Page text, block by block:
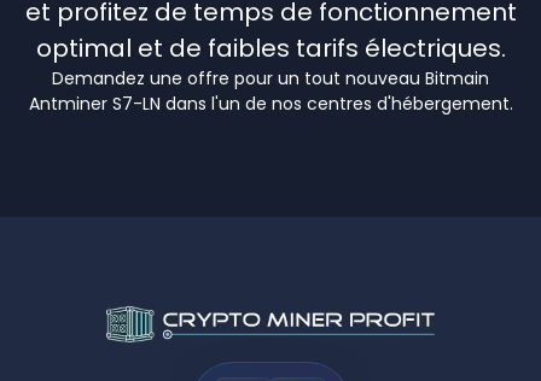
et profitez de temps de fonctionnement
optimal et de faibles tarifs électriques.
Demandez une offre pour un tout nouveau Bitmain
Antminer S7-LN dans l'un de nos centres d'hébergement.